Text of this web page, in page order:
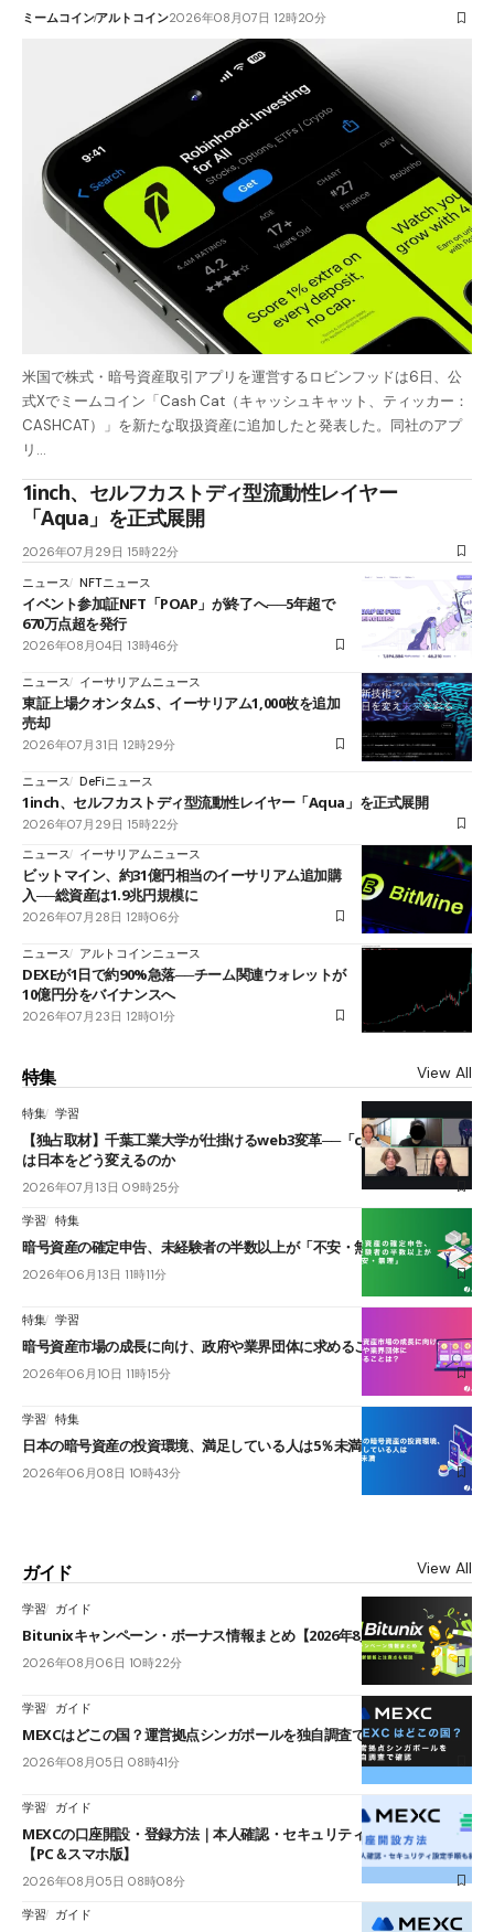
ミームコインアルトコイン2026年08月07日 12時20分
米国で株式・暗号資産取引アプリを運営するロビンフッドは6日、公
式Xでミームコイン「Cash Cat（キャッシュキャット、ティッカー：
CASHCAT）」を新たな取扱資産に追加したと発表した。同社のアプ
リ…
1inch、セルフカストディ型流動性レイヤー
「Aqua」を正式展開
2026年07月29日 15時22分
ニュース NFTニュース
イベント参加証NFT「POAP」が終了へ──5年超で
670万点超を発行
2026年08月04日 13時46分
ニュース イーサリアムニュース
東証上場クオンタムS、イーサリアム1,000枚を追加
売却
2026年07月31日 12時29分
ニュース DeFiニュース
1inch、セルフカストディ型流動性レイヤー「Aqua」を正式展開
2026年07月29日 15時22分
ニュース
イーサリアムニュース
ビットマイン、約31億円相当のイーサリアム追加購
入──総資産は1.9兆円規模に
2026年07月28日 12時06分
ニュース アルトコインニュース
DEXEが1日で約90%急落──チーム関連ウォレットが
10億円分をバイナンスへ
2026年07月23日 12時01分
特集 View All
特集 学習
【独占取材】千葉工業大学が仕掛けるweb3変革──「cJPY」とAIの融合
は日本をどう変えるのか
2026年07月13日 09時25分
学習 特集
暗号資産の確定申告、未経験者の半数以上が「不安・無理」
2026年06月13日 11時11分
特集 学習
暗号資産市場の成長に向け、政府や業界団体に求めることは？
2026年06月10日 11時15分
学習 特集
日本の暗号資産の投資環境、満足している人は5％未満
2026年06月08日 10時43分
ガイド View All
学習 ガイド
Bitunixキャンペーン・ボーナス情報まとめ【2026年8月最新】
2026年08月06日 10時22分
学習 ガイド
MEXCはどこの国？運営拠点シンガポールを独自調査で確認
2026年08月05日 08時41分
学習 ガイド
MEXCの口座開設・登録方法｜本人確認・セキュリティ設定手順も紹介
【PC＆スマホ版】
2026年08月05日 08時08分
学習 ガイド